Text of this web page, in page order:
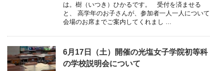
は。樹（いつき）ひかるです。 受付を済ませる
と、 高学年のお子さんが、参加者一人一人について
会場のお席までご案内してくれまし ...
6月17日（土）開催の光塩女子学院初等科
の学校説明会について